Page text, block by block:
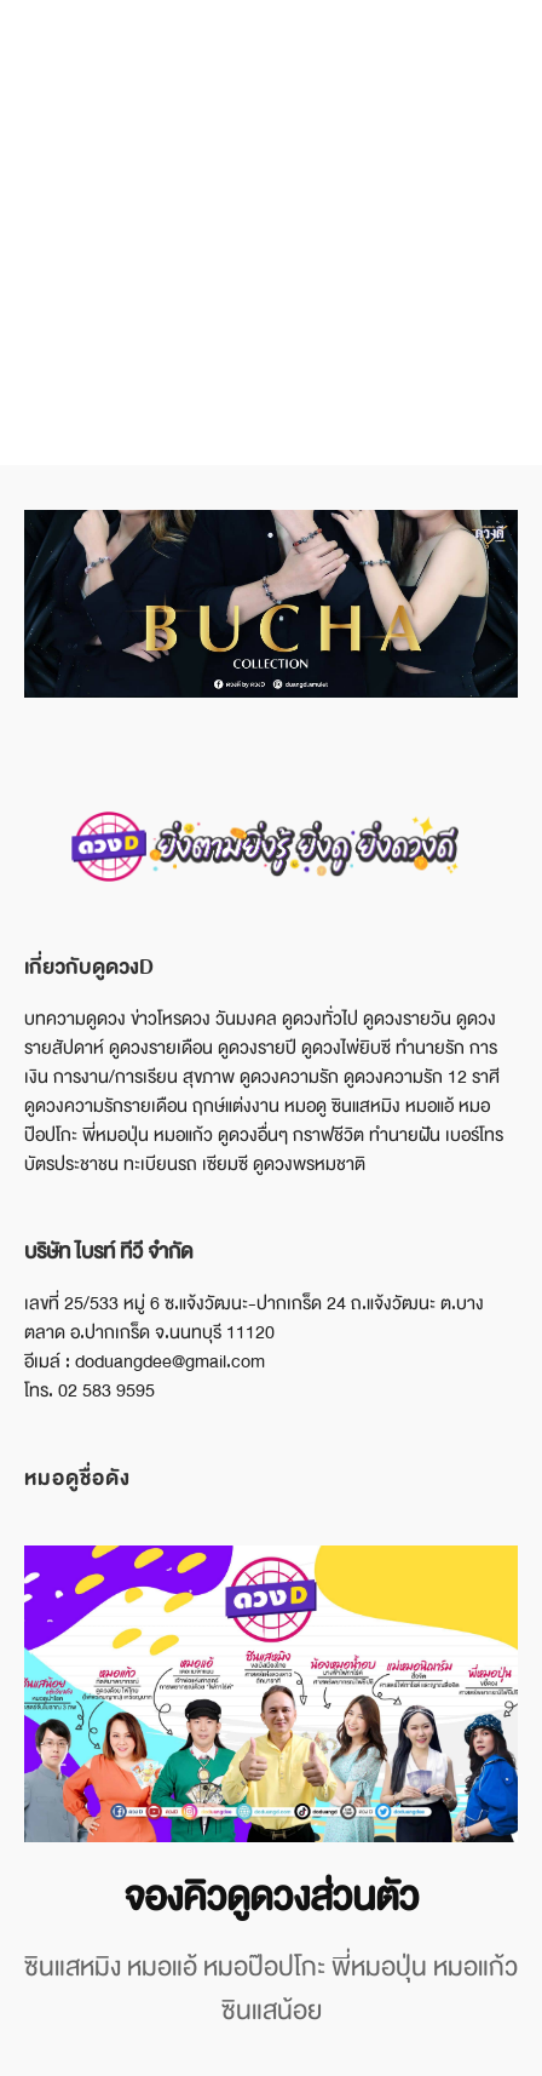
เกี่ยวกับดูดวงD
บทความดูดวง ข่าวโหรดวง วันมงคล ดูดวงทั่วไป ดูดวงรายวัน ดูดวง
รายสัปดาห์ ดูดวงรายเดือน ดูดวงรายปี ดูดวงไพ่ยิบซี ทำนายรัก การ
เงิน การงาน/การเรียน สุขภาพ ดูดวงความรัก ดูดวงความรัก 12 ราศี
ดูดวงความรักรายเดือน ฤกษ์แต่งงาน หมอดู ซินแสหมิง หมอแอ้ หมอ
ป๊อปโกะ พี่หมอปุ่น หมอแก้ว ดูดวงอื่นๆ กราฟชีวิต ทำนายฝัน เบอร์โทร
บัตรประชาชน ทะเบียนรถ เซียมซี ดูดวงพรหมชาติ
บริษัท ไบรท์ ทีวี จำกัด
เลขที่ 25/533 หมู่ 6 ซ.แจ้งวัฒนะ-ปากเกร็ด 24 ถ.แจ้งวัฒนะ ต.บาง
ตลาด อ.ปากเกร็ด จ.นนทบุรี 11120
อีเมล์ : doduangdee@gmail.com
โทร. 02 583 9595
หมอดูชื่อดัง
จองคิวดูดวงส่วนตัว
ซินแสหมิง หมอแอ้ หมอป๊อปโกะ พี่หมอปุ่น หมอแก้ว
ซินแสน้อย